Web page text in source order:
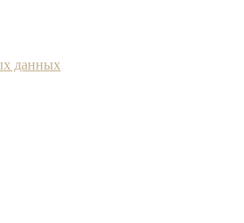
данных